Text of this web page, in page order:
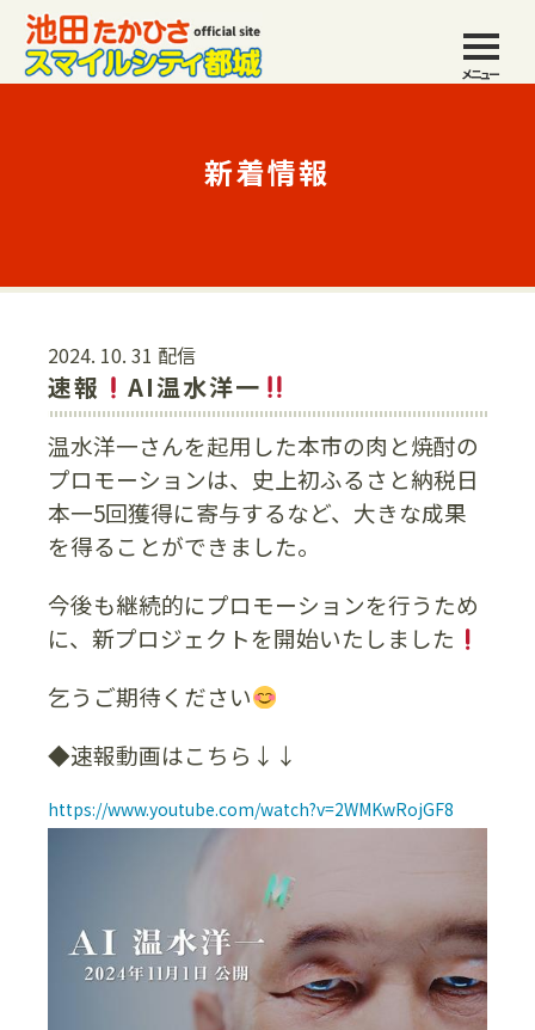
メニュー
新着情報
2024. 10. 31 配信
速報 AI温水洋一
温水洋一さんを起用した本市の肉と焼酎の
プロモーションは、史上初ふるさと納税日
本一5回獲得に寄与するなど、大きな成果
を得ることができました。
今後も継続的にプロモーションを行うため
に、新プロジェクトを開始いたしました
乞うご期待ください
◆速報動画はこちら↓↓
https://www.youtube.com/watch?v=2WMKwRojGF8